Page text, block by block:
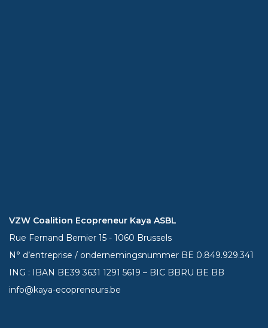
VZW Coalition Ecopreneur Kaya ASBL
Rue Fernand Bernier 15 - 1060 Brussels
N° d’entreprise / ondernemingsnummer BE 0.849.929.341
ING : IBAN BE393631 1291 5619 – BIC BBRU BE BB
info@kaya-ecopreneurs.be